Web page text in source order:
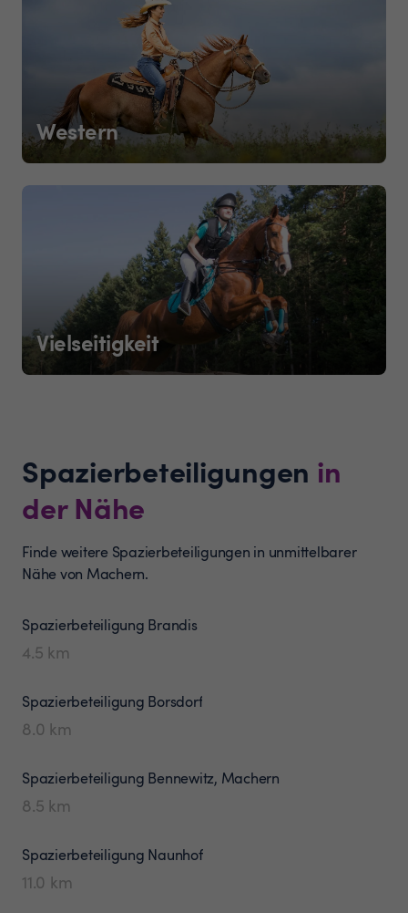
Western
Vielseitigkeit
Spazierbeteiligungen in
der Nähe
Finde weitere Spazierbeteiligungen in unmittelbarer
Nähe von Machern.
Spazierbeteiligung Brandis
4.5 km
Spazierbeteiligung Borsdorf
8.0 km
Spazierbeteiligung Bennewitz, Machern
8.5 km
Spazierbeteiligung Naunhof
11.0 km